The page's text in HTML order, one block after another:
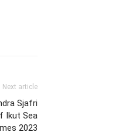
Next article
Sjafri
Ikut Sea
2023